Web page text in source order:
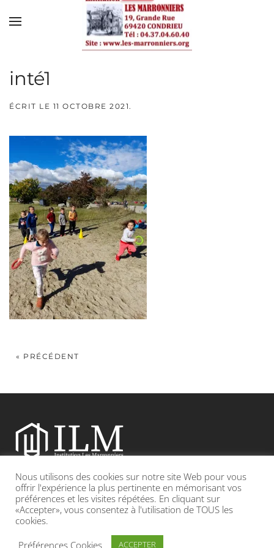
Skip to main content
inté1
ÉCRIT LE 11 OCTOBRE 2021.
« PRÉCÉDENT
Etablissement catholique sous contrat d’association avec l’Etat
Adresse : 19, Grande rue 69420 CONDRIEU
INFOS LÉGALES POLITIQUE DE CONFIDENTIALITÉ
Nous utilisons des cookies sur notre site Web pour vous
offrir l'expérience la plus pertinente en mémorisant vos
préférences et les visites répétées. En cliquant sur
«Accepter», vous consentez à l'utilisation de TOUS les
cookies.
Préférences Cookies
ACCEPTER